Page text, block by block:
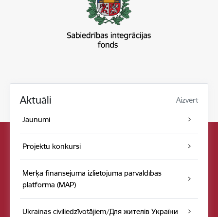
Aktuāli Aizvērt
Jaunumi
Projektu konkursi
Mērķa finansējuma izlietojuma pārvaldības
platforma (MAP)
Ukrainas civiliedzīvotājiem/Для жителів України